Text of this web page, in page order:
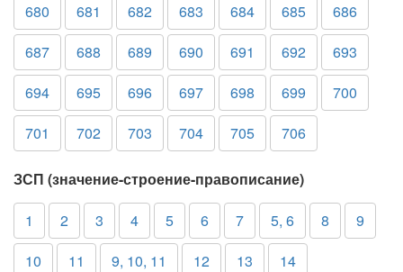
680
681 682 683 684 685
686
687
688 689 690 691 692
693
694
695 696 697 698 699
700
701
702 703 704 705 706
ЗСП (значение-строение-правописание)
1
2 3 4 5 6 7 5, 6 8
9
10
11 9, 10, 11 12 13 14